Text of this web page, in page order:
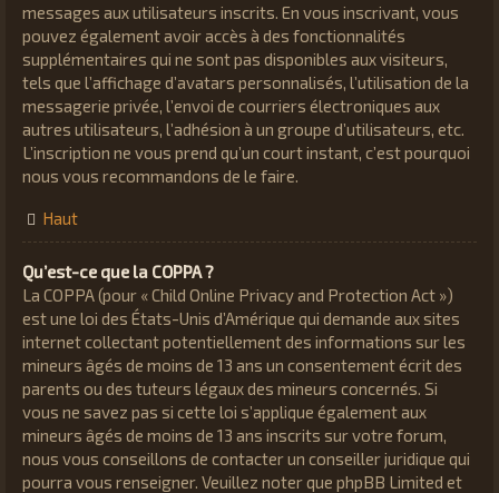
messages aux utilisateurs inscrits. En vous inscrivant, vous
pouvez également avoir accès à des fonctionnalités
supplémentaires qui ne sont pas disponibles aux visiteurs,
tels que l’affichage d’avatars personnalisés, l’utilisation de la
messagerie privée, l’envoi de courriers électroniques aux
autres utilisateurs, l’adhésion à un groupe d’utilisateurs, etc.
L’inscription ne vous prend qu’un court instant, c’est pourquoi
nous vous recommandons de le faire.
Haut
Qu’est-ce que la COPPA ?
La COPPA (pour « Child Online Privacy and Protection Act »)
est une loi des États-Unis d’Amérique qui demande aux sites
internet collectant potentiellement des informations sur les
mineurs âgés de moins de 13 ans un consentement écrit des
parents ou des tuteurs légaux des mineurs concernés. Si
vous ne savez pas si cette loi s’applique également aux
mineurs âgés de moins de 13 ans inscrits sur votre forum,
nous vous conseillons de contacter un conseiller juridique qui
pourra vous renseigner. Veuillez noter que phpBB Limited et